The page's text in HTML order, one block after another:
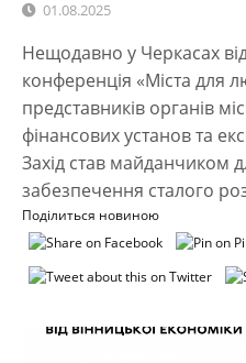
01.08.2025
Нещодавно у Черкасах
конференція «Міста для
представників органів
фінансових установ та
Захід став майданчиком
забезпечення сталого
Поділиться новиною